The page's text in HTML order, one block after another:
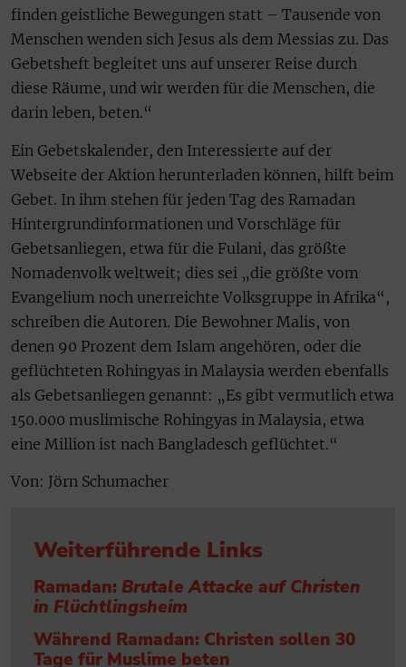
finden geistliche Bewegungen statt – Tausende von
Menschen wenden sich Jesus als dem Messias zu. Das
Gebetsheft begleitet uns auf unserer Reise durch
diese Räume, und wir werden für die Menschen, die
darin leben, beten.“
Ein Gebetskalender, den Interessierte auf der
Webseite der Aktion herunterladen können, hilft beim
Gebet. In ihm stehen für jeden Tag des Ramadan
Hintergrundinformationen und Vorschläge für
Gebetsanliegen, etwa für die Fulani, das größte
Nomadenvolk weltweit; dies sei „die größte vom
Evangelium noch unerreichte Volksgruppe in Afrika“,
schreiben die Autoren. Die Bewohner Malis, von
denen 90 Prozent dem Islam angehören, oder die
geflüchteten Rohingyas in Malaysia werden ebenfalls
als Gebetsanliegen genannt: „Es gibt vermutlich etwa
150.000 muslimische Rohingyas in Malaysia, etwa
eine Million ist nach Bangladesch geflüchtet.“
Von: Jörn Schumacher
Weiterführende Links
Ramadan: Brutale Attacke auf Christen
in Flüchtlingsheim
Während Ramadan: Christen sollen 30
Tage für Muslime beten